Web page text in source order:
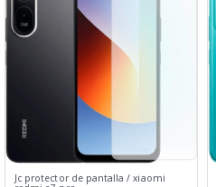
Jc protector de pantalla / xiaomi